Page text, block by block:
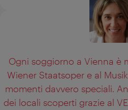
Ogni soggiorno a Vienna è
Wiener Staatsoper e al
momenti davvero speciali.
dei locali scoperti grazie al